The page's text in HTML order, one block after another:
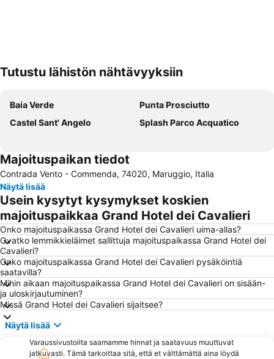
Tutustu lähistön nähtävyyksiin
Baia Verde
Punta Prosciutto
Castel Sant' Angelo
Splash Parco Acquatico
Majoituspaikan tiedot
Contrada Vento - Commenda, 74020, Maruggio, Italia
Näytä lisää
Usein kysytyt kysymykset koskien
majoituspaikkaa Grand Hotel dei Cavalieri
Onko majoituspaikassa Grand Hotel dei Cavalieri uima-allas?
Ovatko lemmikkieläimet sallittuja majoituspaikassa Grand Hotel dei
Cavalieri?
Onko majoituspaikassa Grand Hotel dei Cavalieri pysäköintiä
saatavilla?
Mihin aikaan majoituspaikassa Grand Hotel dei Cavalieri on sisään-
ja uloskirjautuminen?
Missä Grand Hotel dei Cavalieri sijaitsee?
Näytä lisää
Varaussivustoilta saamamme hinnat ja saatavuus muuttuvat
jatkuvasti. Tämä tarkoittaa sitä, että et välttämättä aina löydä